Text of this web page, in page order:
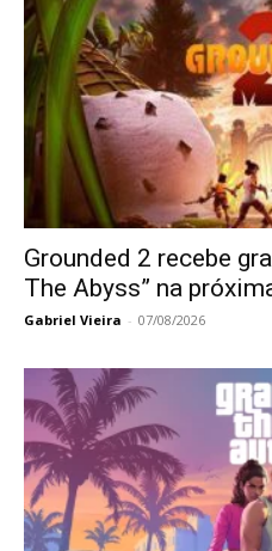
Grounded 2 recebe
The Abyss” na
Gabriel Vieira - 07/08/2026